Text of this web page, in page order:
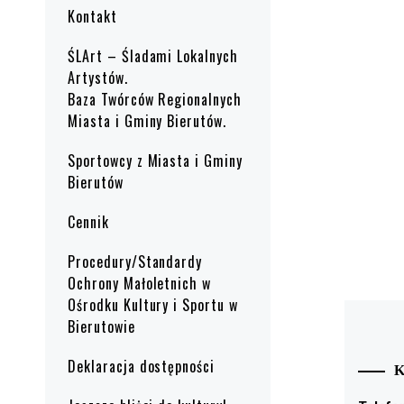
Kontakt
ŚLArt – Śladami Lokalnych
Artystów.
Baza Twórców Regionalnych
Miasta i Gminy Bierutów.
Sportowcy z Miasta i Gminy
Bierutów
Cennik
Procedury/Standardy
Ochrony Małoletnich w
Ośrodku Kultury i Sportu w
Bierutowie
Deklaracja dostępności